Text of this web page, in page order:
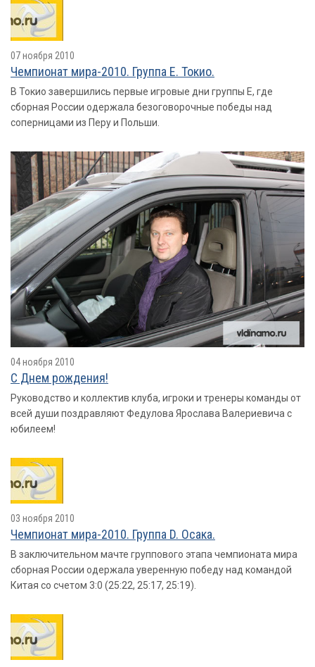
07 ноября 2010
Чемпионат мира-2010. Группа E. Токио.
В Токио завершились первые игровые дни группы Е, где
сборная России одержала безоговорочные победы над
соперницами из Перу и Польши.
04 ноября 2010
С Днем рождения!
Руководство и коллектив клуба, игроки и тренеры команды от
всей души поздравляют Федулова Ярослава Валериевича с
юбилеем!
03 ноября 2010
Чемпионат мира-2010. Группа D. Осака.
В заключительном мачте группового этапа чемпионата мира
сборная России одержала уверенную победу над командой
Китая со счетом 3:0 (25:22, 25:17, 25:19).